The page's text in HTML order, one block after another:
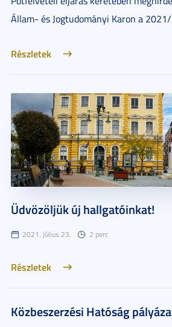
Állam- és Jogtudományi Karon a
Részletek
Üdvözöljük új hallgatóinkat!
2021. július 23. 2 perc
Részletek
Közbeszerzési Hatóság